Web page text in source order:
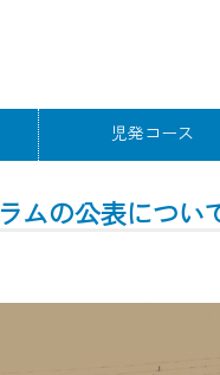
児発コース
ムの公表につい